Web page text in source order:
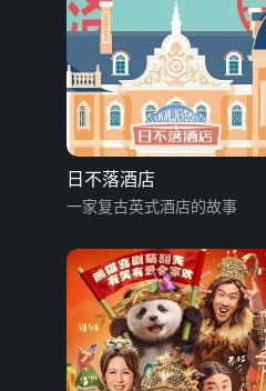
日不落酒店
一家复古英式酒店的故事